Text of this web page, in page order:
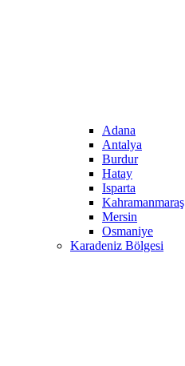
Adana
Antalya
Burdur
Hatay
Isparta
Kahramanmaraş
Mersin
Osmaniye
Karadeniz Bölgesi